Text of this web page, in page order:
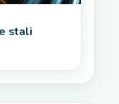
stali